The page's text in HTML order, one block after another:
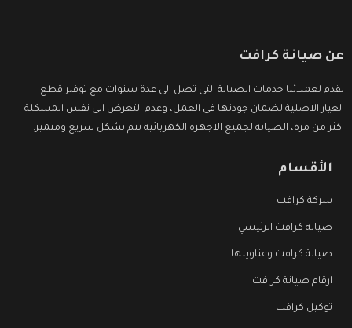
عن صيانة كرافت
نقدم لعملائنا خدمات الصيانة التى تصل الى عدة سنوات مع توفير قطع
الغيار الاصلية لضمان جودتها فى العمل، وعدم التعرض الى نفس المشكلة
اكثر من مرة، الصيانة لجميع الاجهزة الكهربائية تتم بشكل سريع ومتميز.
الأقسام
شركة كرافت
صيانة كرافت الرئيسي
صيانة كرافت وعناوينها
ارقام صيانة كرافت
توكيل كرافت